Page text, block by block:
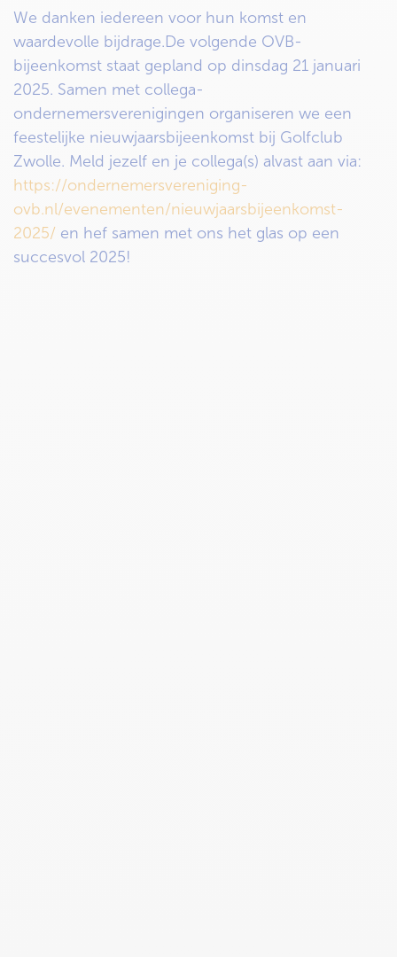
We danken iedereen voor hun komst en
waardevolle bijdrage.De volgende OVB-
bijeenkomst staat gepland op dinsdag 21 januari
2025. Samen met collega-
ondernemersverenigingen organiseren we een
feestelijke nieuwjaarsbijeenkomst bij Golfclub
Zwolle. Meld jezelf en je collega(s) alvast aan via:
https://ondernemersvereniging-
ovb.nl/evenementen/nieuwjaarsbijeenkomst-
2025/ en hef samen met ons het glas op een
succesvol 2025!